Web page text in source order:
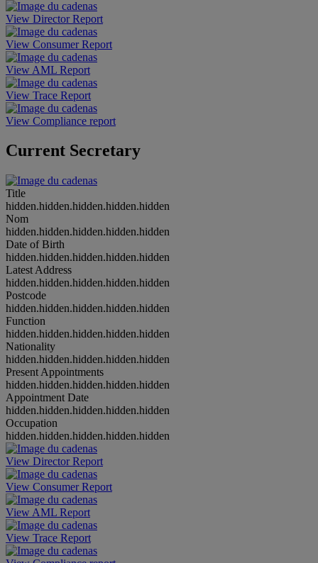
View Director Report
View Consumer Report
View AML Report
View Trace Report
View Compliance report
Current Secretary
Title
hidden.hidden.hidden.hidden.hidden
Nom
hidden.hidden.hidden.hidden.hidden
Date of Birth
hidden.hidden.hidden.hidden.hidden
Latest Address
hidden.hidden.hidden.hidden.hidden
Postcode
hidden.hidden.hidden.hidden.hidden
Function
hidden.hidden.hidden.hidden.hidden
Nationality
hidden.hidden.hidden.hidden.hidden
Present Appointments
hidden.hidden.hidden.hidden.hidden
Appointment Date
hidden.hidden.hidden.hidden.hidden
Occupation
hidden.hidden.hidden.hidden.hidden
View Director Report
View Consumer Report
View AML Report
View Trace Report